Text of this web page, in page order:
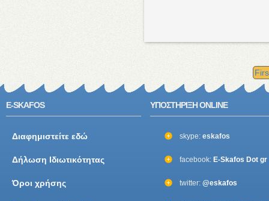
E-SKAFOS
Διαφημιστείτε εδώ
Δήλωση Ιδιωτικότητας
Όροι χρήσης
ΥΠΟΣΤΗΡΙΞΗ ONLINE
skype: eskafos
facebook: E-Skafos Dot gr
twitter: @eskafos